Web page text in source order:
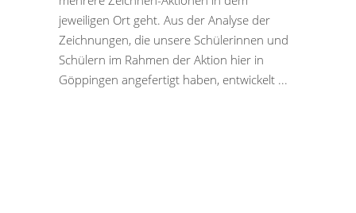
jeweiligen Ort geht. Aus der Analyse der
Zeichnungen, die unsere Schülerinnen und
Schülern im Rahmen der Aktion hier in
Göppingen angefertigt haben, entwickelt